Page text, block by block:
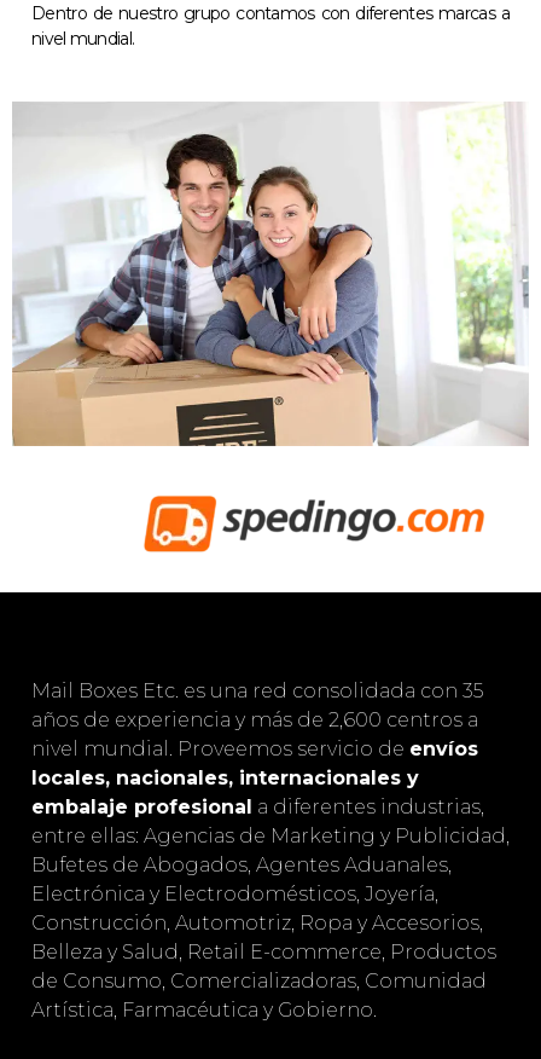
Dentro de nuestro grupo contamos con diferentes marcas a
nivel mundial.
Mail Boxes Etc. es una red consolidada con 35
años de experiencia y más de 2,600 centros a
nivel mundial. Proveemos servicio de envíos
locales, nacionales, internacionales y
embalaje profesional a diferentes industrias,
entre ellas: Agencias de Marketing y Publicidad,
Bufetes de Abogados, Agentes Aduanales,
Electrónica y Electrodomésticos, Joyería,
Construcción, Automotriz, Ropa y Accesorios,
Belleza y Salud, Retail E-commerce, Productos
de Consumo, Comercializadoras, Comunidad
Artística, Farmacéutica y Gobierno.